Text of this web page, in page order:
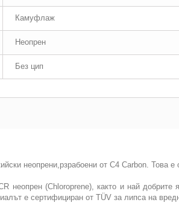
Камуфлаж
Неопрен
Без цип
неопрени,рзрабоени от C4 Carbon. Това
неопрен (Chloroprene), както и най
е сертифициран от TÜV за липса на